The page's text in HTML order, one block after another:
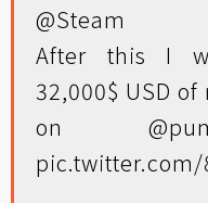
@Steam
After this I
32,000$ USD
on
pic.twitter.com/